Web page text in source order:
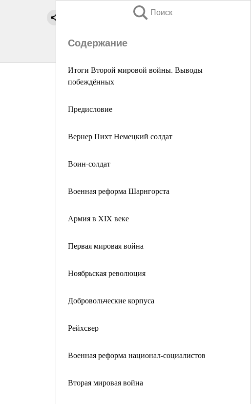
Поиск
Содержание
Итоги Второй мировой войны. Выводы
побеждённых
Предисловие
Вернер Пихт Немецкий солдат
Воин-солдат
Военная реформа Шарнгорста
Армия в XIX веке
Первая мировая война
Ноябрьская революция
Добровольческие корпуса
Рейхсвер
Военная реформа национал-социалистов
Вторая мировая война